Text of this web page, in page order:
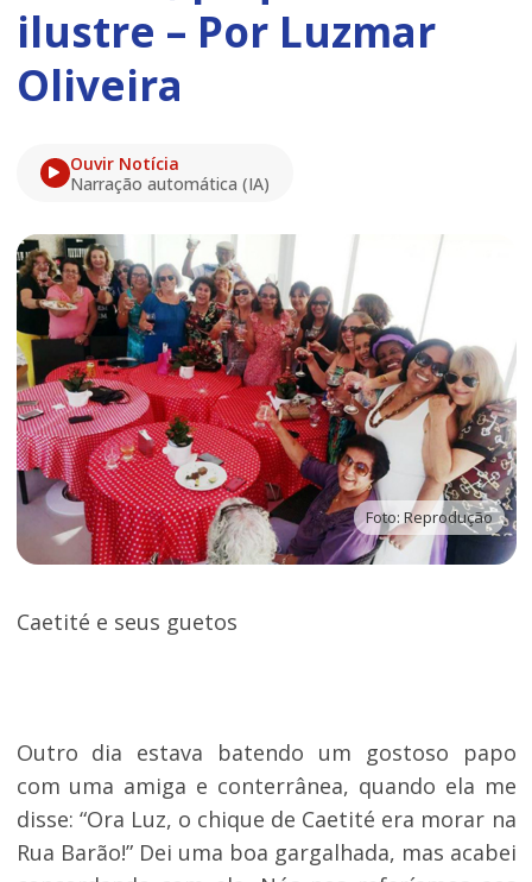
ilustre – Por Luzmar
Oliveira
Ouvir Notícia
Narração automática (IA)
Foto: Reprodução
Caetité e seus guetos
Outro dia estava batendo um gostoso papo
com uma amiga e conterrânea, quando ela me
disse: “Ora Luz, o chique de Caetité era morar na
Rua Barão!” Dei uma boa gargalhada, mas acabei